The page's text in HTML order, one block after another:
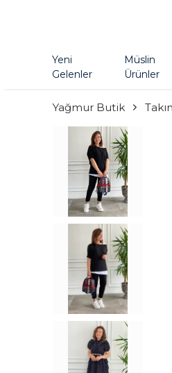
Yeni
Gelenler
Müslin
Ürünler
Yağmur Butik